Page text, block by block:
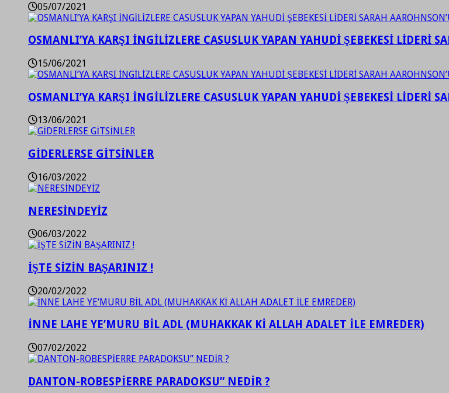
05/07/2021
OSMANLI’YA KARŞI İNGİLİZLERE CASUSLUK YAPAN YAHUDİ ŞEBEKESİ LİDERİ
15/06/2021
OSMANLI’YA KARŞI İNGİLİZLERE CASUSLUK YAPAN YAHUDİ ŞEBEKESİ LİDERİ
13/06/2021
GİDERLERSE GİTSİNLER
16/03/2022
NERESİNDEYİZ
06/03/2022
İŞTE SİZİN BAŞARINIZ !
20/02/2022
İNNE LAHE YE’MURU BİL ADL (MUHAKKAK Kİ ALLAH ADALET İLE EMREDER)
07/02/2022
DANTON-ROBESPİERRE PARADOKSU” NEDİR ?